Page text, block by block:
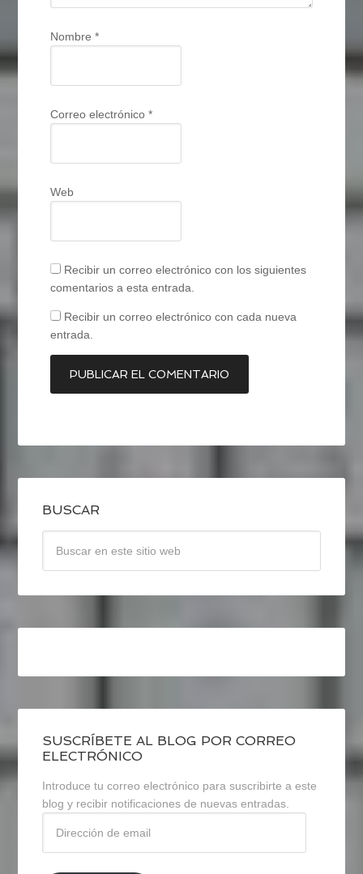
Nombre*
Correo electrónico*
Web
Recibir un correo electrónico con los siguientes
comentarios a esta entrada.
Recibir un correo electrónico con cada nueva
entrada.
BUSCAR
SUSCRÍBETE AL BLOG POR CORREO
ELECTRÓNICO
Introduce tu correo electrónico para suscribirte a este
blog y recibir notificaciones de nuevas entradas.
email